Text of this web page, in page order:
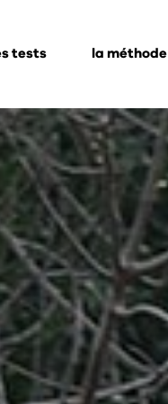
tests la méthode